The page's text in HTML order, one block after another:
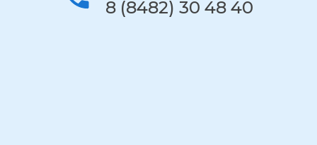
8 (8482) 30 48 40